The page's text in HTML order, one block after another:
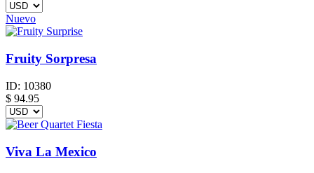
Nuevo
Fruity Sorpresa
ID: 10380
$ 94.95
Viva La Mexico